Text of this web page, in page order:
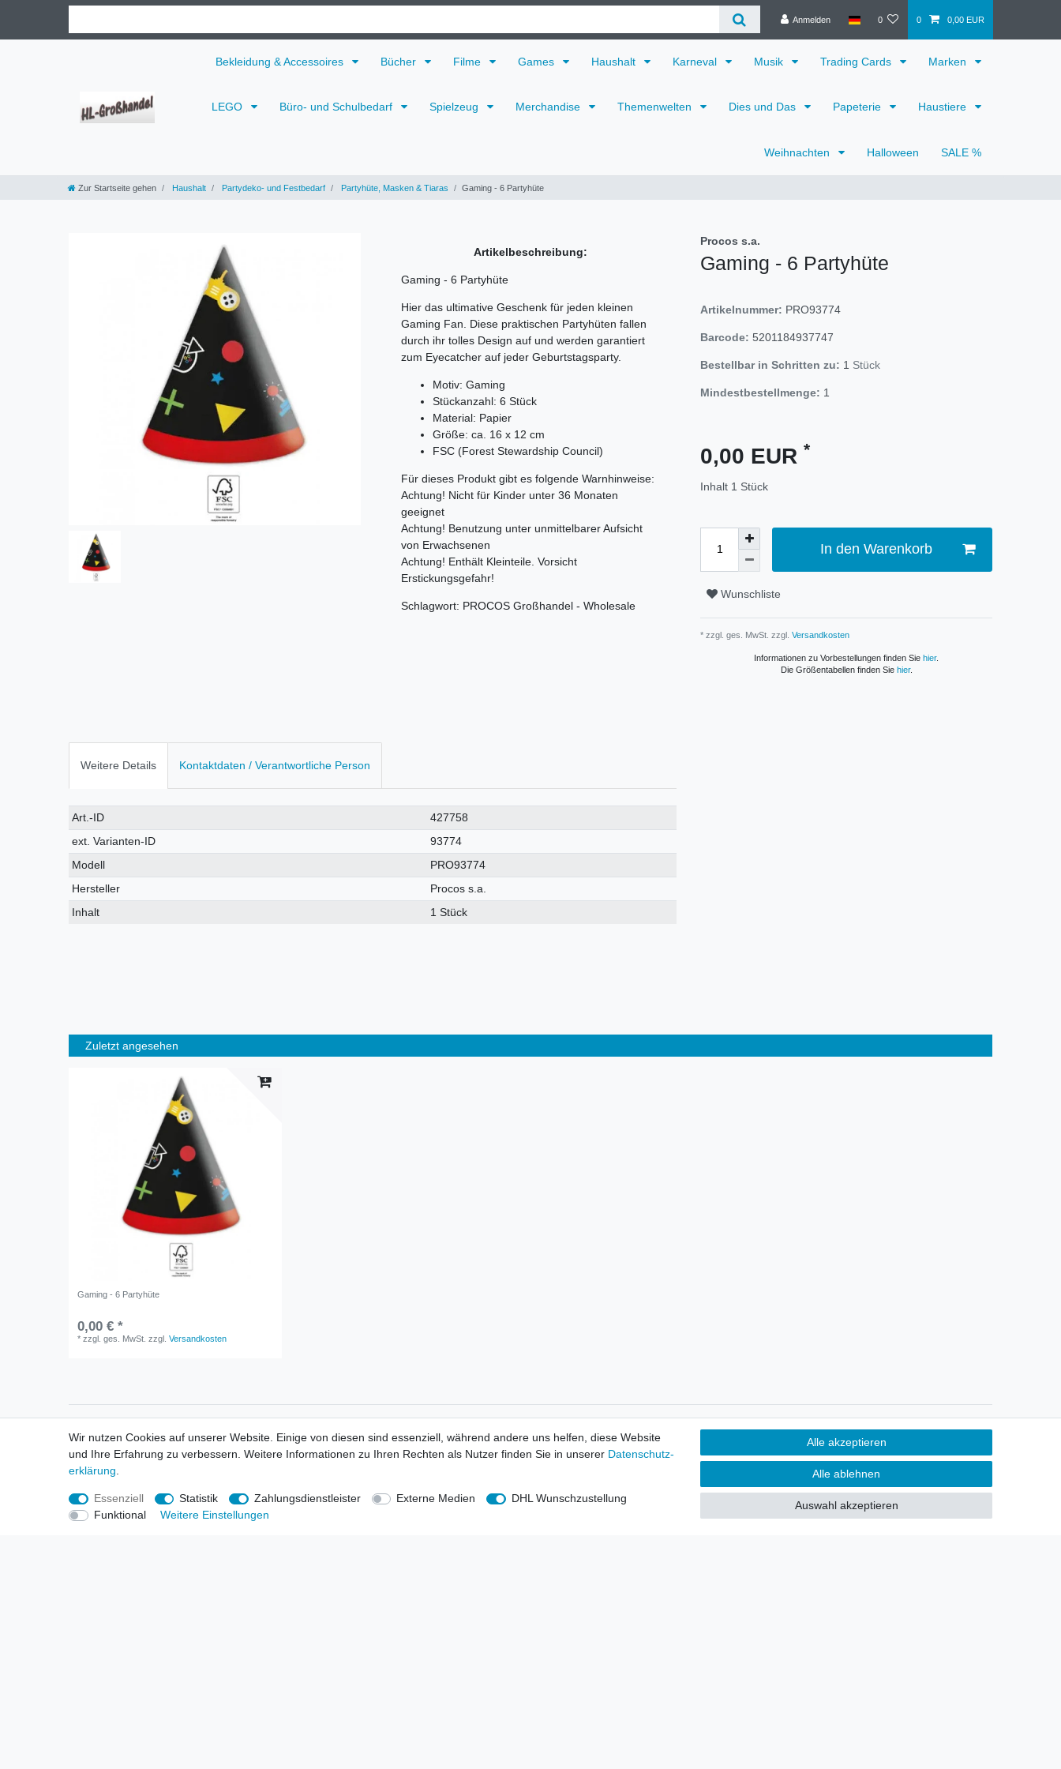
Anmelden 0 0 0,00 EUR
Bekleidung & Accessoires Bücher Filme Games Haushalt Karneval Musik Trading Cards Marken
LEGO Büro- und Schulbedarf Spielzeug Merchandise Themenwelten Dies und Das Papeterie Haustiere
Weihnachten Halloween SALE %
Zur Startseite gehen Haushalt Partydeko- und Festbedarf Partyhüte, Masken & Tiaras Gaming - 6 Partyhüte
Artikelbeschreibung:
Gaming - 6 Partyhüte
Hier das ultimative Geschenk für jeden kleinen
Gaming Fan. Diese praktischen Partyhüten fallen
durch ihr tolles Design auf und werden garantiert
zum Eyecatcher auf jeder Geburtstagsparty.
Motiv: Gaming
Stückanzahl: 6 Stück
Material: Papier
Größe: ca. 16 x 12 cm
FSC (Forest Stewardship Council)
Für dieses Produkt gibt es folgende Warnhinweise:
Achtung! Nicht für Kinder unter 36 Monaten
geeignet
Achtung! Benutzung unter unmittelbarer Aufsicht
von Erwachsenen
Achtung! Enthält Kleinteile. Vorsicht
Erstickungsgefahr!
Schlagwort: PROCOS Großhandel - Wholesale
Procos s.a.
Gaming - 6 Partyhüte
Artikelnummer: PRO93774
Barcode: 5201184937747
Bestellbar in Schritten zu: 1 Stück
Mindestbestellmenge: 1
0,00 EUR *
Inhalt 1 Stück
In den Warenkorb
Wunschliste
* zzgl. ges. MwSt. zzgl. Versandkosten
Informationen zu Vorbestellungen finden Sie hier.
Die Größentabellen finden Sie hier.
Weitere Details Kontaktdaten / Verantwortliche Person
Technisches
Merkmal
Wert
Art.-ID
427758
ext. Varianten-ID
93774
Modell
PRO93774
Hersteller
Procos s.a.
Inhalt
1 Stück
Zuletzt angesehen
Gaming - 6 Partyhüte
0,00 € *
*zzgl. ges. MwSt. zzgl.Versandkosten
Informationen
Neukunden / New Accounts
Zahlung
Versandkosten
Entsorgungs- & Umweltbestimmungen
Größentabellen
Informationen
Händlerbund - rechtssicher verkaufen
Produkt-Kataloge
Über uns
Wir versenden mit
Sie möchten über neu eingetroffene
Lagerware oder Neuheiten
allgemein informiert werden?
Wir nutzen Cookies auf unserer Website. Einige von diesen sind essenziell, während andere uns helfen, diese Website
und Ihre Erfahrung zu verbessern. Weitere Informationen zu Ihren Rechten als Nutzer finden Sie in unserer Daten­schutz­
erklärung
Essenziell Statistik Zahlungsdienstleister Externe Medien
DHL Wunschzustellung
Funktional
Weitere Einstellungen
Alle akzeptieren
Alle ablehnen
Auswahl akzeptieren